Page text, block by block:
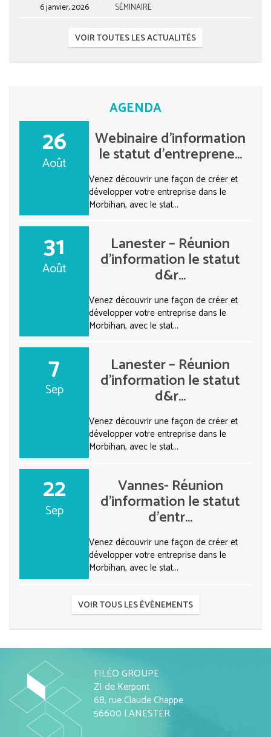
6 janvier, 2026
SÉMINAIRE
VOIR TOUTES LES ACTUALITÉS
AGENDA
26
Août
Webinaire d’information
le statut d’entreprene...
Venez découvrir une façon de créer et
développer votre entreprise dans le
Morbihan, avec le stat...
31
Août
Lanester – Réunion
d’information le statut
d&r...
Venez découvrir une façon de créer et
développer votre entreprise dans le
Morbihan, avec le stat...
7
Sep
Lanester – Réunion
d’information le statut
d&r...
Venez découvrir une façon de créer et
développer votre entreprise dans le
Morbihan, avec le stat...
22
Sep
Vannes- Réunion
d’information le statut
d’entr...
Venez découvrir une façon de créer et
développer votre entreprise dans le
Morbihan, avec le stat...
VOIR TOUS LES ÉVÈNEMENTS
FILÉO GROUPE
ZI de Kerpont
68, rue Claude Chappe
56600 LANESTER